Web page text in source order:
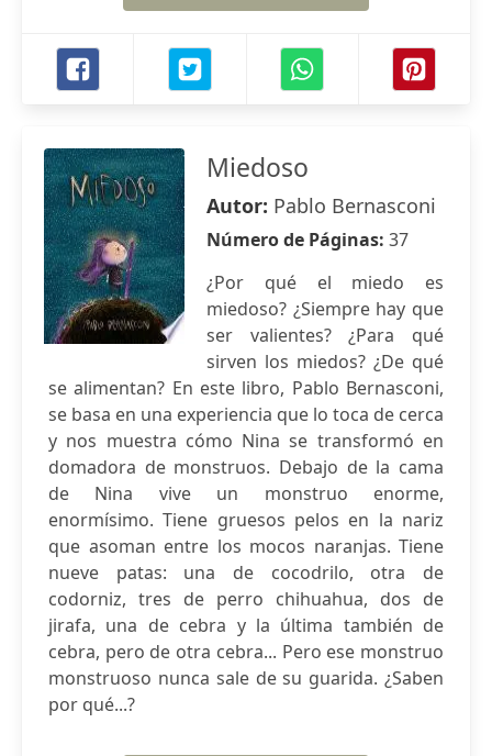
Miedoso
Autor: Pablo Bernasconi
Número de Páginas: 37
¿Por qué el miedo es
miedoso? ¿Siempre hay que
ser valientes? ¿Para qué
sirven los miedos? ¿De qué
se alimentan? En este libro, Pablo Bernasconi,
se basa en una experiencia que lo toca de cerca
y nos muestra cómo Nina se transformó en
domadora de monstruos. Debajo de la cama
de Nina vive un monstruo enorme,
enormísimo. Tiene gruesos pelos en la nariz
que asoman entre los mocos naranjas. Tiene
nueve patas: una de cocodrilo, otra de
codorniz, tres de perro chihuahua, dos de
jirafa, una de cebra y la última también de
cebra, pero de otra cebra... Pero ese monstruo
monstruoso nunca sale de su guarida. ¿Saben
por qué...?